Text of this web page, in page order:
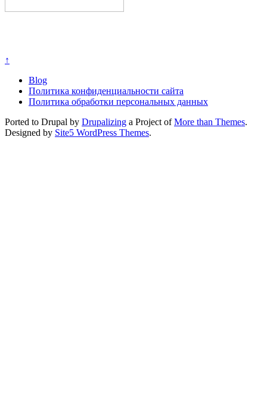
↑
Blog
Политика конфиденциальности сайта
Политика обработки персональных данных
Ported to Drupal by Drupalizing a Project ofMore than Themes.
Designed by Site5 WordPress Themes.